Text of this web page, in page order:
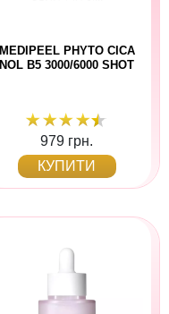
MEDIPEEL PHYTO CICA
NOL B5 3000/6000 SHOT
979 грн.
КУПИТИ